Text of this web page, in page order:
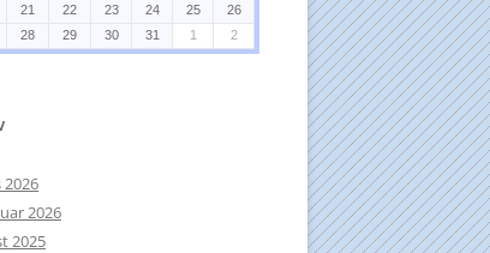
21 22 23 24 25
26
28 29 30 31 1 2
2026
2025